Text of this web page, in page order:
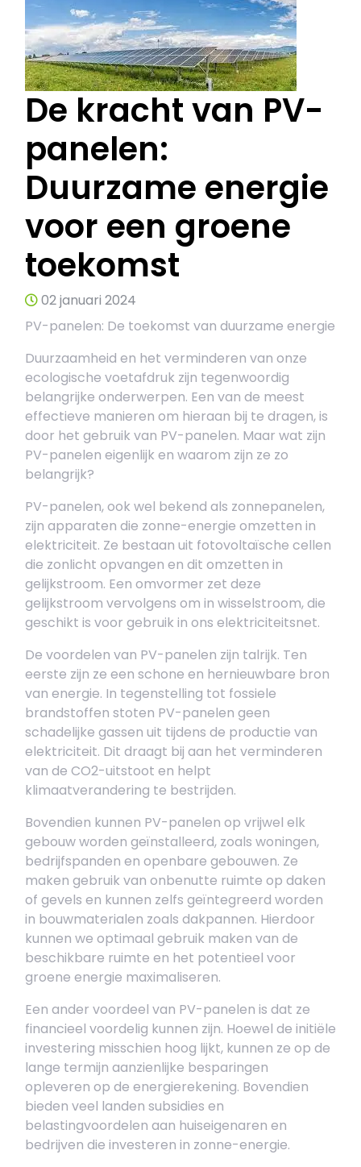
De kracht van PV-
panelen:
Duurzame energie
voor een groene
toekomst
02 januari 2024
PV-panelen: De toekomst van duurzame energie
Duurzaamheid en het verminderen van onze
ecologische voetafdruk zijn tegenwoordig
belangrijke onderwerpen. Een van de meest
effectieve manieren om hieraan bij te dragen, is
door het gebruik van PV-panelen. Maar wat zijn
PV-panelen eigenlijk en waarom zijn ze zo
belangrijk?
PV-panelen, ook wel bekend als zonnepanelen,
zijn apparaten die zonne-energie omzetten in
elektriciteit. Ze bestaan uit fotovoltaïsche cellen
die zonlicht opvangen en dit omzetten in
gelijkstroom. Een omvormer zet deze
gelijkstroom vervolgens om in wisselstroom, die
geschikt is voor gebruik in ons elektriciteitsnet.
De voordelen van PV-panelen zijn talrijk. Ten
eerste zijn ze een schone en hernieuwbare bron
van energie. In tegenstelling tot fossiele
brandstoffen stoten PV-panelen geen
schadelijke gassen uit tijdens de productie van
elektriciteit. Dit draagt bij aan het verminderen
van de CO2-uitstoot en helpt
klimaatverandering te bestrijden.
Bovendien kunnen PV-panelen op vrijwel elk
gebouw worden geïnstalleerd, zoals woningen,
bedrijfspanden en openbare gebouwen. Ze
maken gebruik van onbenutte ruimte op daken
of gevels en kunnen zelfs geïntegreerd worden
in bouwmaterialen zoals dakpannen. Hierdoor
kunnen we optimaal gebruik maken van de
beschikbare ruimte en het potentieel voor
groene energie maximaliseren.
Een ander voordeel van PV-panelen is dat ze
financieel voordelig kunnen zijn. Hoewel de initiële
investering misschien hoog lijkt, kunnen ze op de
lange termijn aanzienlijke besparingen
opleveren op de energierekening. Bovendien
bieden veel landen subsidies en
belastingvoordelen aan huiseigenaren en
bedrijven die investeren in zonne-energie.